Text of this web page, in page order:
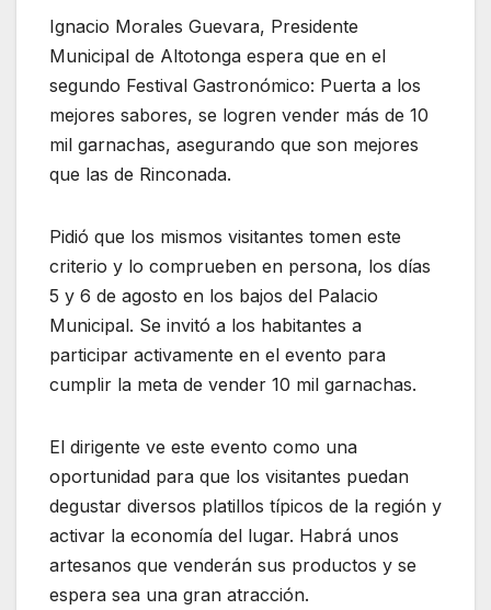
Ignacio Morales Guevara, Presidente
Municipal de Altotonga espera que en el
segundo Festival Gastronómico: Puerta a los
mejores sabores, se logren vender más de 10
mil garnachas, asegurando que son mejores
que las de Rinconada.
Pidió que los mismos visitantes tomen este
criterio y lo comprueben en persona, los días
5 y 6 de agosto en los bajos del Palacio
Municipal. Se invitó a los habitantes a
participar activamente en el evento para
cumplir la meta de vender 10 mil garnachas.
El dirigente ve este evento como una
oportunidad para que los visitantes puedan
degustar diversos platillos típicos de la región y
activar la economía del lugar. Habrá unos
artesanos que venderán sus productos y se
espera sea una gran atracción.